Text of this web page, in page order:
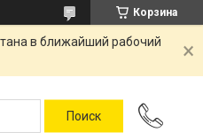
Корзина
в ближайший рабочий